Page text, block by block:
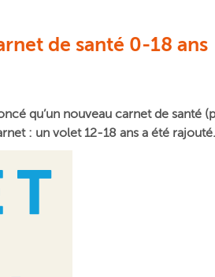
de santé 0-18 ans
qu’un nouveau carnet de santé
: un volet 12-18 ans a été rajouté.